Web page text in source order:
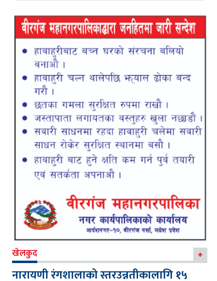
खेलकुद
नारायणी रंगशालाको स्तरउन्नतीकालागि १५